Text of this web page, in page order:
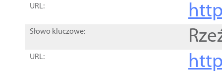
URL:
Słowo kluczowe:
URL: